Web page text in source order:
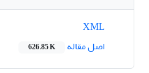
اصل مقاله
626.85 K